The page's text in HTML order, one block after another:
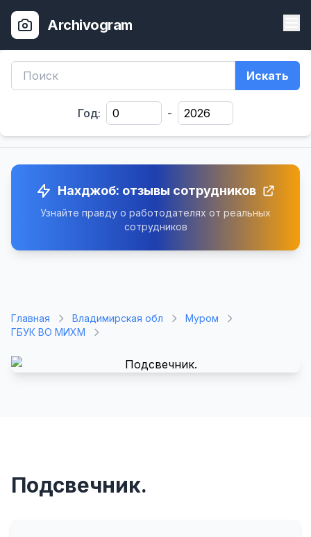
Archivogram
Искать
Год: -
Нахджоб: отзывы сотрудников
Узнайте правду о работодателях от реальных
сотрудников
Главная Владимирская обл
Муром
ГБУК ВО МИХМ
Подсвечник.